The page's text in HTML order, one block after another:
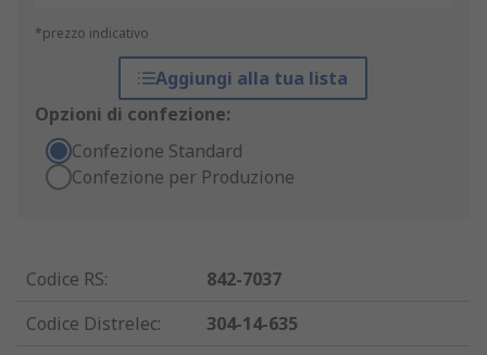
*prezzo indicativo
Aggiungi alla tua lista
Opzioni di confezione:
Confezione Standard
Confezione per Produzione
Codice RS:
842-7037
Codice Distrelec:
304-14-635